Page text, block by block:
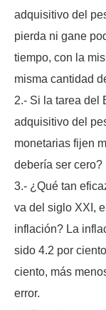
adquisitivo del
pierda ni gane
tiempo, con la
misma cantidad
2.- Si la tarea del
adquisitivo del
monetarias fijen
debería ser cero?
3.- ¿Qué tan
va del siglo XXI,
inflación? La
sido 4.2 por
ciento, más
error.